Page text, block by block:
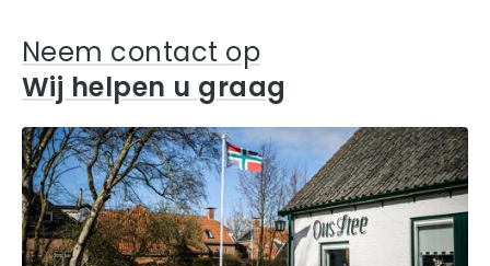
Neem contact op
Wij helpen u graag